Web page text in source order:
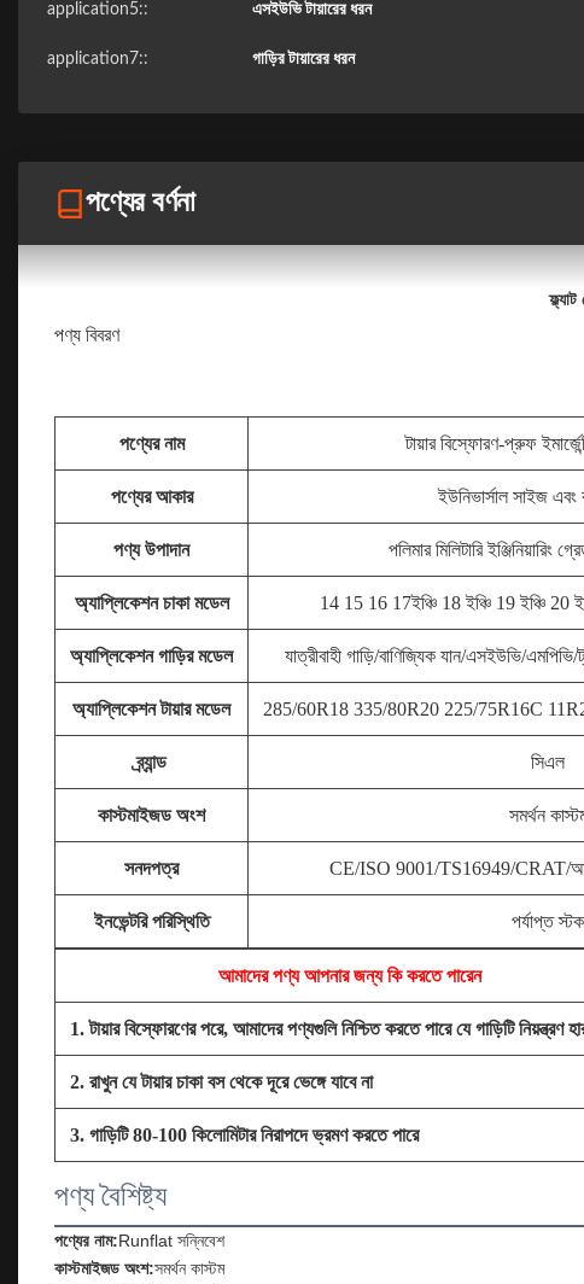
application5:: এসইউভি টায়ারের ধরন
application7:: গাড়ির টায়ারের ধরন
পণ্যের বর্ণনা
পণ্য বিবরণ
পণ্যের নাম টায়ার বিস্ফোরণ-প্রুফ
পণ্যের আকার ইউনিভার্সাল সাইজ
পণ্য উপাদান পলিমার মিলিটারি ইঞ্জিনিয়ারিং
অ্যাপ্লিকেশন চাকা মডেল 14 15 16 17ইঞ্চি 18 ইঞ্চি 19 ইঞ্চি 20
অ্যাপ্লিকেশন গাড়ির মডেল যাত্রীবাহী গাড়ি/বাণিজ্যিক যান/এসইউভি/
অ্যাপ্লিকেশন টায়ার মডেল 285/60R18 335/80R20 225/75R16C
ব্র্যান্ড সিএল
কাস্টমাইজড অংশ সমর্থন
সনদপত্র CE/ISO 9001/TS16949/CRAT/
ইনভেন্টরি পরিস্থিতি পর্যাপ্ত স্টক
আমাদের পণ্য আপনার জন্য কি করতে পারেন
1. টায়ার বিস্ফোরণের পরে, আমাদের পণ্যগুলি নিশ্চিত করতে পারে যে গাড়িটি নিয়ন্ত্রণ
2. রাখুন যে টায়ার চাকা বস থেকে দূরে ভেঙ্গে যাবে না
3. গাড়িটি 80-100 কিলোমিটার নিরাপদে ভ্রমণ করতে পারে
পণ্য বৈশিষ্ট্য
পণ্যের নাম:Runflat সন্নিবেশ
কাস্টমাইজড অংশ:সমর্থন কাস্টম